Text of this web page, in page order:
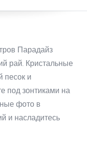
Парадайз
рай. Кристальные
песок и
под зонтиками на
фото в
и насладитесь